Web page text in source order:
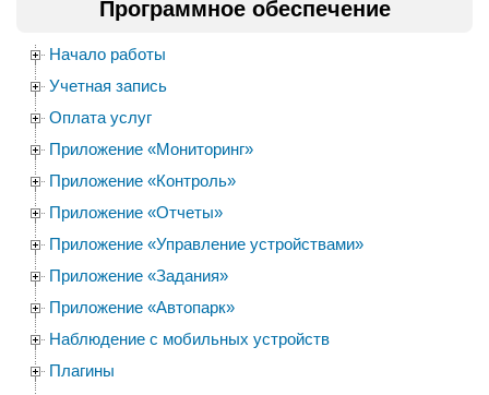
Программное обеспечение
Начало работы
Учетная запись
Оплата услуг
Приложение «Мониторинг»
Приложение «Контроль»
Приложение «Отчеты»
Приложение «Управление устройствами»
Приложение «Задания»
Приложение «Автопарк»
Наблюдение с мобильных устройств
Плагины